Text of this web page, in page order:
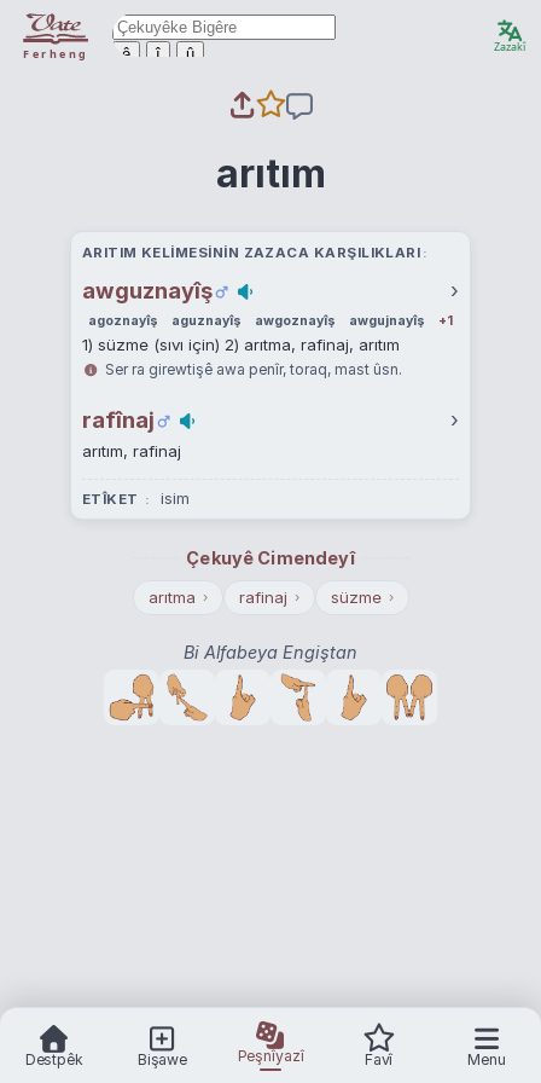
Ferheng ê î û Zazakî
arıtım
ARITIM KELIMESININ ZAZACA KARŞILIKLARI
awguznayîş ›
agoznayîş aguznayîş awgoznayîş awgujnayîş +1
1) süzme (sıvı için) 2) arıtma, rafinaj, arıtım
Ser ra girewtişê awa penîr, toraq, mast ûsn.
rafînaj ›
arıtım, rafinaj
ETÎKET isim
Çekuyê Cimendeyî
arıtma › rafinaj › süzme ›
Bi Alfabeya Engiştan
Destpêk Bişawe Peşnîyazî Favî Menu